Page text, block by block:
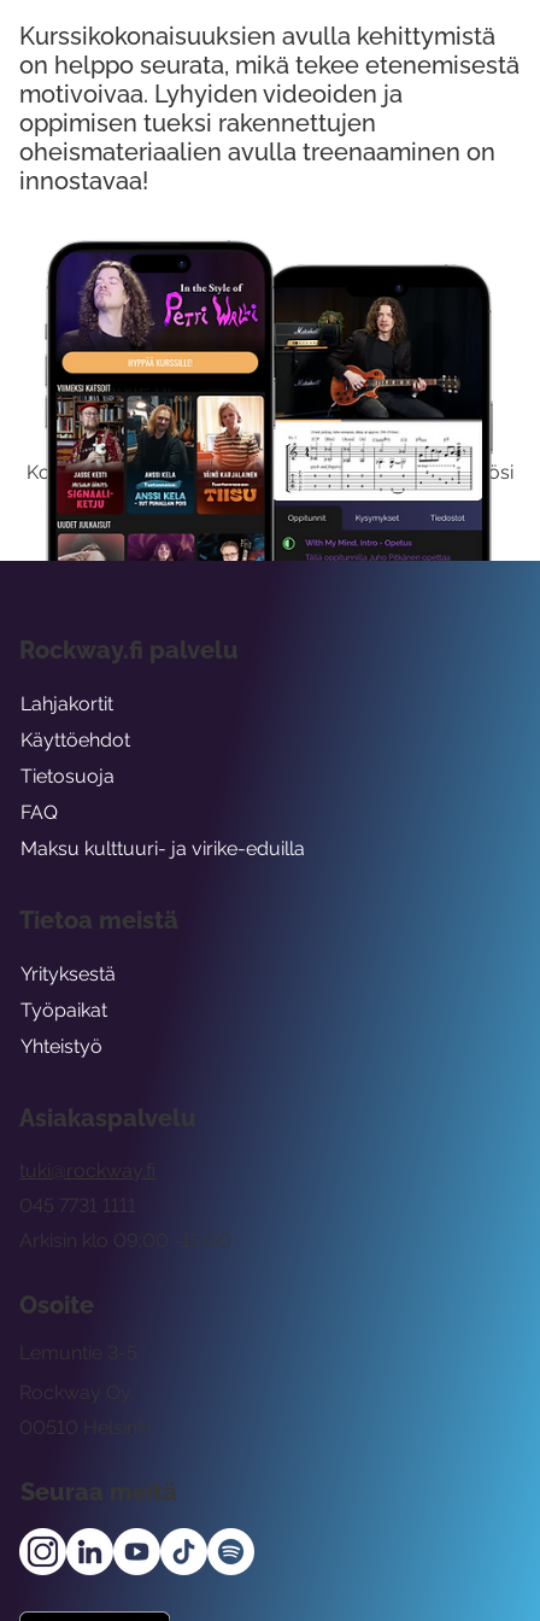
Kokeile Ilmaiseksi
Kokeilemalla ilmaiseksi saat koko sisältömme käyttöösi
viikon ajaksi.
Kurssikokonaisuuksien avulla kehittymistä
on helppo seurata, mikä tekee etenemisestä
motivoivaa. Lyhyiden videoiden ja
oppimisen tueksi rakennettujen
oheismateriaalien avulla treenaaminen on
innostavaa!
Asiakaspalvelu
tuki@rockway.fi
Arkisin klo 09:00 -15:00
045 7731 1111
Osoite
Rockway Oy
Lemuntie 3-5
00510 Helsinki
Seuraa meitä
Rockway.fi palvelu
Lahjakortit
Käyttöehdot
Tietosuoja
FAQ
Maksu kulttuuri- ja virike-eduilla
Tietoa meistä
Yrityksestä
Työpaikat
Yhteistyö